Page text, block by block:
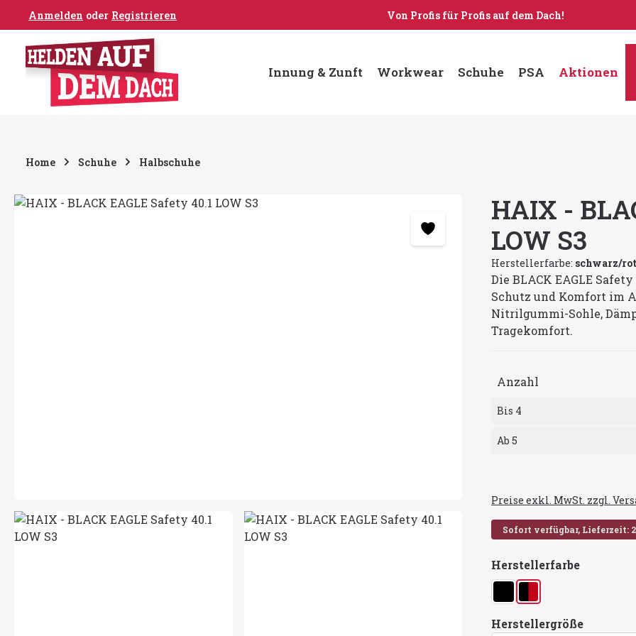
Hauptinhalt springen
Zur Hauptnavigation springen
Anmelden oder Registrieren Von Profis für Profis auf dem Dach!
Innung & Zunft Workwear Schuhe PSA Aktionen
Home Schuhe Halbschuhe
Bildergalerie überspringen
HAIX -
LOW S3
Herstellerfarbe: schwarz/
Die BLACK EAGLE
Schutz und Komfort im
Nitrilgummi-Sohle,
Tragekomfort.
Anzahl
Bis 4
Ab 5
Preise exkl. MwSt. zzgl.
Sofort verfügbar, Lieferzeit:
Herstellerfarbe
schwarzschwarz/rot
Herstellergröße